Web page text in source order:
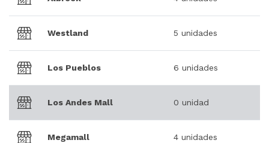
Westland 5 unidades
Los Pueblos 6 unidades
Los Andes Mall 0 unidad
Megamall 4 unidades